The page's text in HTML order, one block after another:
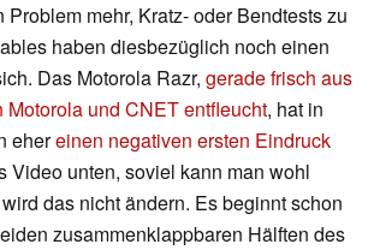
Problem mehr, Kratz- oder Bendtests zu
haben diesbezüglich noch einen
Das Motorola Razr, gerade frisch aus
Motorola und CNET entfleucht, hat in
ehereinen negativen ersten Eindruck
Video unten, soviel kann man wohl
das nicht ändern. Es beginnt schon
zusammenklappbaren Hälften des